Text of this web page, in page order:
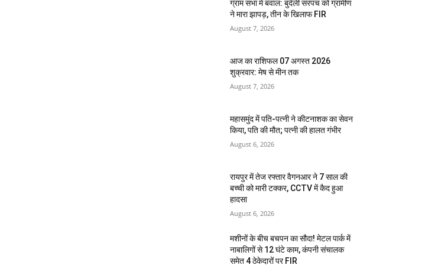
ग्राम सभा में बवाल: बुंदेली सरपंच को ग्रामीण
ने मारा झापड़, तीन के खिलाफ FIR
August 7, 2026
आज का राशिफल 07 अगस्त 2026
शुक्रवार: मेष से मीन तक
August 7, 2026
महासमुंद में पति-पत्नी ने कीटनाशक का सेवन
किया, पति की मौत; पत्नी की हालत गंभीर
August 6, 2026
रायपुर में तेज रफ्तार वैगनआर ने 7 साल की
बच्ची को मारी टक्कर, CCTV में कैद हुआ
हादसा
August 6, 2026
मशीनों के बीच बचपन का सौदा! मेटल पार्क में
नाबालिगों से 12 घंटे काम, कंपनी संचालक
समेत 4 ठेकेदारों पर FIR